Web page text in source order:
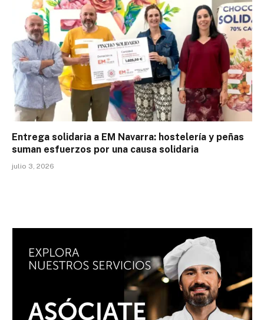
Entrega solidaria a EM Navarra: hostelería y peñas
suman esfuerzos por una causa solidaria
julio 3, 2026